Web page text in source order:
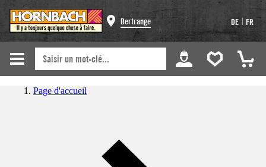
Bertrange DE | FR
Page d'accueil